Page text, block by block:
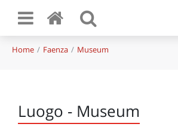
Home Faenza Museum
Luogo - Museum